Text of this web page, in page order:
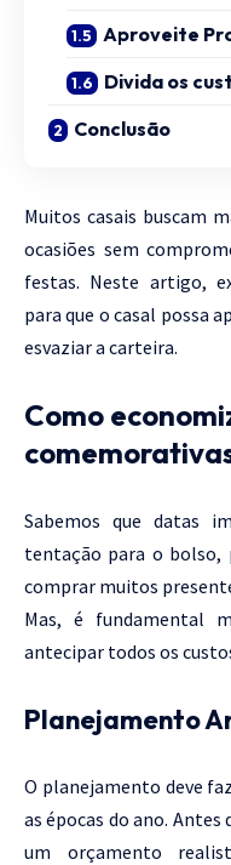
Aproveite
Divida os
Conclusão
Muitos casais buscam
ocasiões sem
festas. Neste artigo,
para que o casal possa
esvaziar a carteira.
Como
Sabemos que datas
tentação para o bolso,
comprar muitos
Mas, é fundamental
antecipar todos os
Planejamento
O planejamento deve
as épocas do ano.
um orçamento